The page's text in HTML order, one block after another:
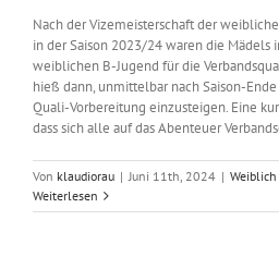
Nach der Vizemeisterschaft der
in der Saison 2023/24 waren die Mädels
weiblichen B-Jugend für die
hieß dann, unmittelbar nach Saison-
Quali-Vorbereitung einzusteigen. Eine
dass sich alle auf das Abenteuer
Von klaudiorau | Juni 11th, 2024 | Weiblich
Weiterlesen